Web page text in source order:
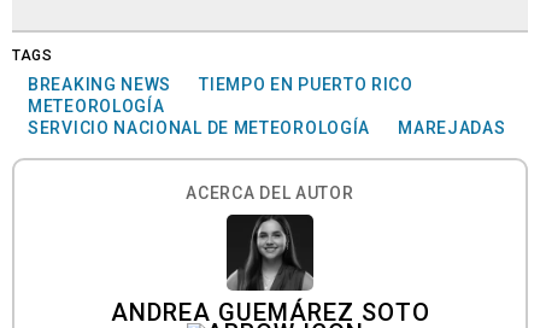
TAGS
BREAKING NEWS
TIEMPO EN PUERTO RICO
METEOROLOGÍA
SERVICIO NACIONAL DE METEOROLOGÍA
MAREJADAS
ACERCA DEL AUTOR
ANDREA GUEMÁREZ SOTO